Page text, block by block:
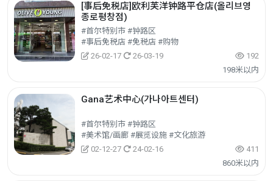
[事后免税店]欧利芙洋钟路平仓店(올리브영
종로평창점)
#首尔特别市 #钟路区
#事后免税店 #免税店 #购物
26-02-17
26-03-19
192
198米以内
Gana艺术中心(가나아트센터)
#首尔特别市 #钟路区
#美术馆/画廊 #展览设施 #文化旅游
02-12-27
24-02-16
411
860米以内